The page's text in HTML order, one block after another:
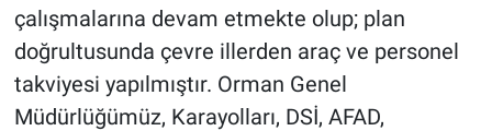
çalışmalarına devam etmekte olup; plan
doğrultusunda çevre illerden araç ve personel
takviyesi yapılmıştır. Orman Genel
Müdürlüğümüz, Karayolları, DSİ, AFAD,